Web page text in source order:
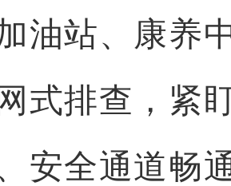
油站、康养
式排查，紧
安全通道畅